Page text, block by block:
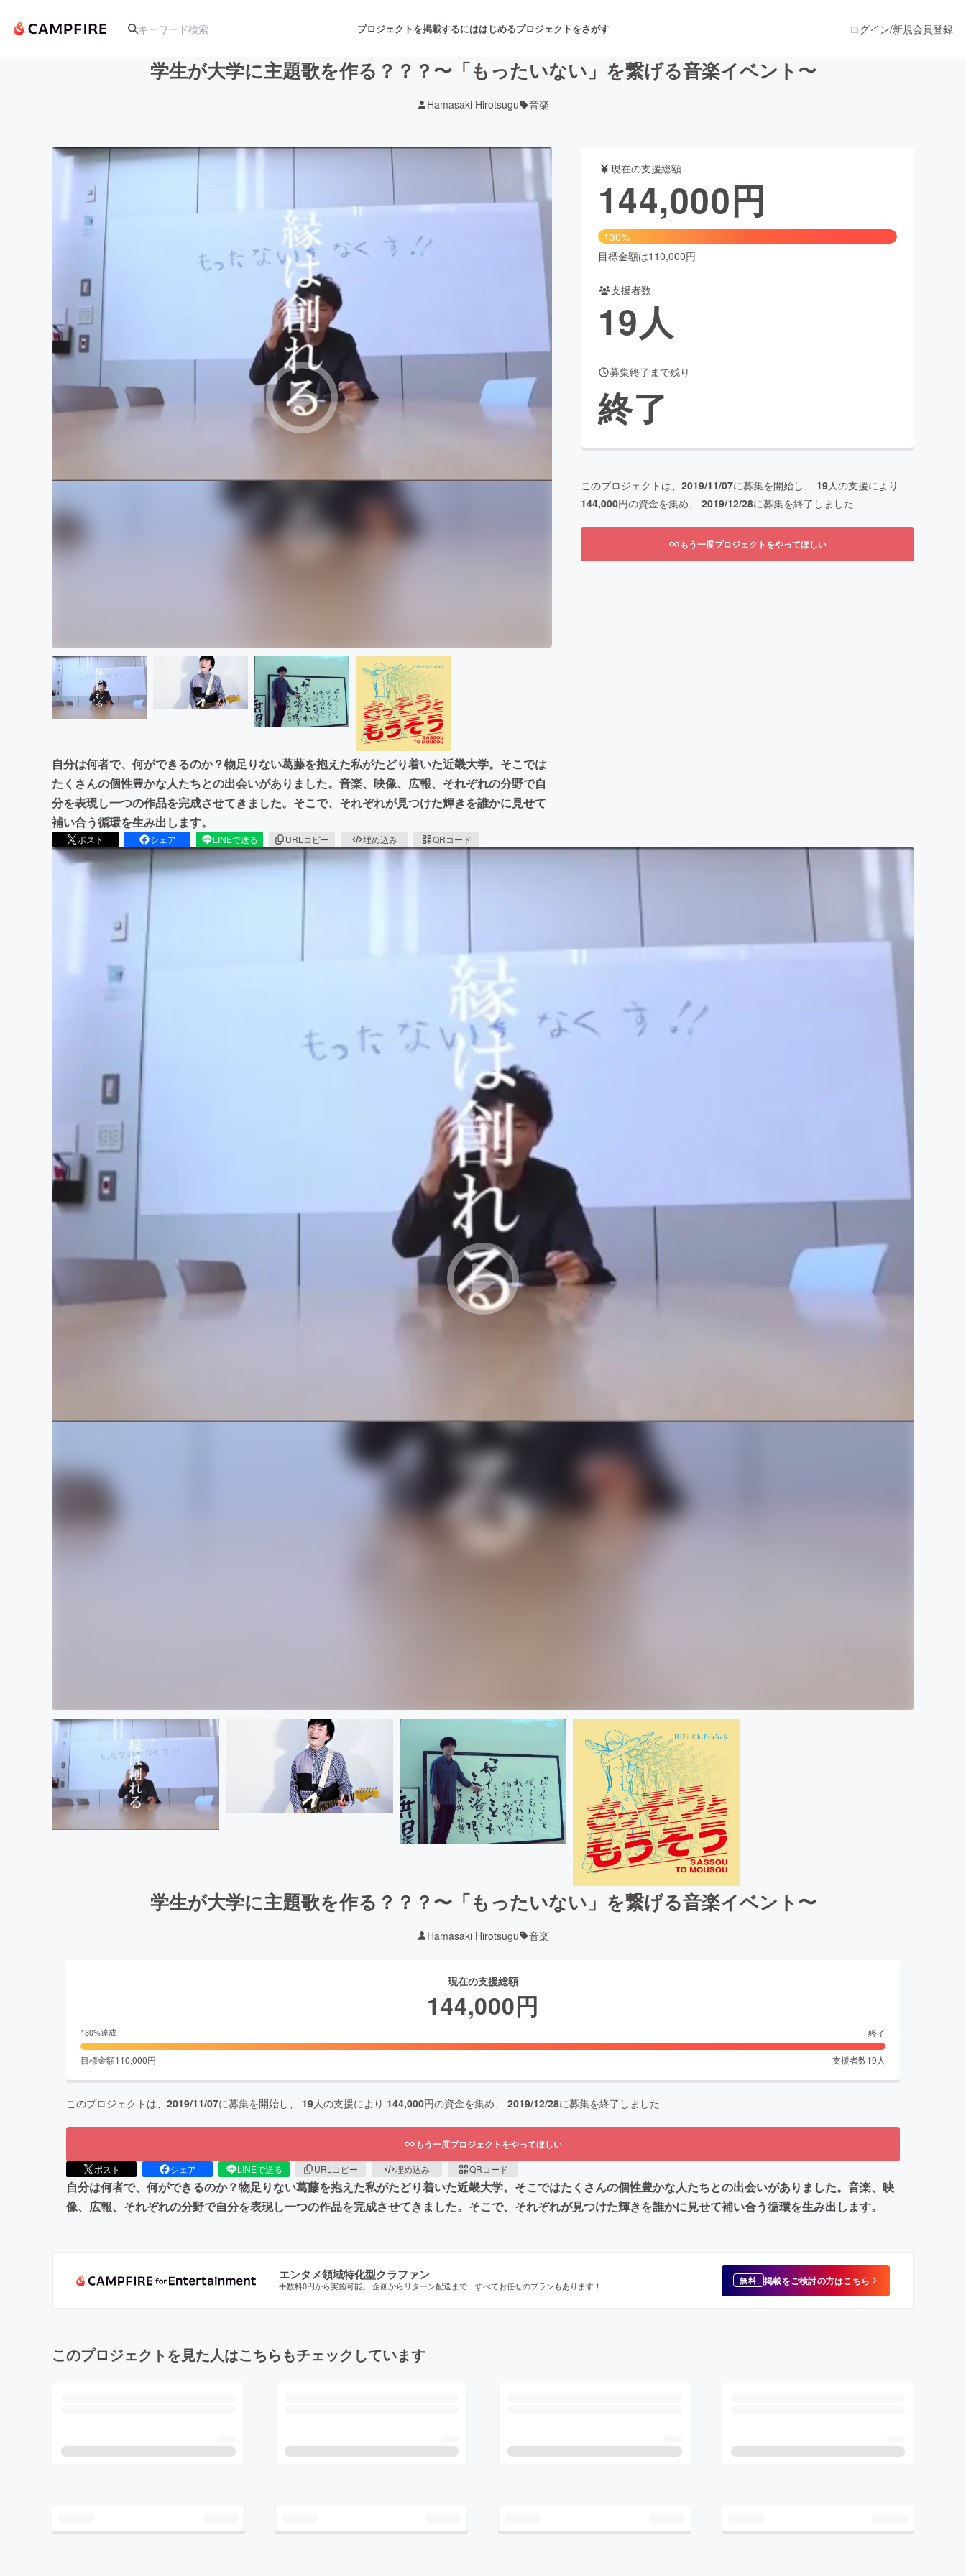
プロジェクトを掲載するにははじめるプロジェクトをさがす
舞台・パフォーマンス
テクノロジー・ガジェット ゲーム・サービス開発 ファッション
書籍・雑誌出版
チャレンジ ビューティー・ヘルスケア
CAMPFIRE for Social GoodCAMPFIRE Creation
CAMPFIREふるさと納税
machi-yaコミュニティ
ログイン/新規会員登録
学生が大学に主題歌を作る？？？〜「もったいない」を繋げる音楽イベント〜
Hamasaki Hirotsugu 音楽
自分は何者で、何ができるのか？物足りない葛藤を抱えた私がたどり着いた近畿大学。そこでは
たくさんの個性豊かな人たちとの出会いがありました。音楽、映像、広報、それぞれの分野で自
分を表現し一つの作品を完成させてきました。そこで、それぞれが見つけた輝きを誰かに見せて
補い合う循環を生み出します。
ポスト シェア LINEで送る URLコピー 埋め込み QRコード
現在の支援総額
144,000円
130%
目標金額は110,000円
支援者数
19人
募集終了まで残り
終了
このプロジェクトは、 2019/11/07に募集を開始し、 19人の支援により
144,000円の資金を集め、 2019/12/28に募集を終了しました
もう一度プロジェクトをやってほしい
学生が大学に主題歌を作る？？？〜「もったいない」を繋げる音楽イベント〜
Hamasaki Hirotsugu 音楽
現在の支援総額
144,000円
130%達成 終了
目標金額110,000円 支援者数19 人
このプロジェクトは、 2019/11/07に募集を開始し、 19人の支援により 144,000円の資金を集め、 2019/12/28に募集を終了しました
もう一度プロジェクトをやってほしい
ポスト シェア LINEで送る URLコピー 埋め込み QRコード
自分は何者で、何ができるのか？物足りない葛藤を抱えた私がたどり着いた近畿大学。そこではたくさんの個性豊かな人たちとの出会いがありました。音楽、映
像、広報、それぞれの分野で自分を表現し一つの作品を完成させてきました。そこで、それぞれが見つけた輝きを誰かに見せて補い合う循環を生み出します。
エンタメ領域特化型クラファン
手数料0円から実施可能。 企画からリターン配送まで、すべてお任せのプランもあります！ 無料 掲載をご検討の方はこちら
このプロジェクトを見た人はこちらもチェックしています